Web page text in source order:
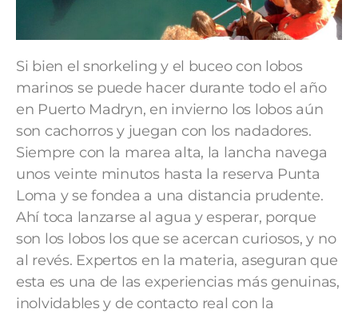
Si bien el snorkeling y el buceo con lobos
marinos se puede hacer durante todo el año
en Puerto Madryn, en invierno los lobos aún
son cachorros y juegan con los nadadores.
Siempre con la marea alta, la lancha navega
unos veinte minutos hasta la reserva Punta
Loma y se fondea a una distancia prudente.
Ahí toca lanzarse al agua y esperar, porque
son los lobos los que se acercan curiosos, y no
al revés. Expertos en la materia, aseguran que
esta es una de las experiencias más genuinas,
inolvidables y de contacto real con la